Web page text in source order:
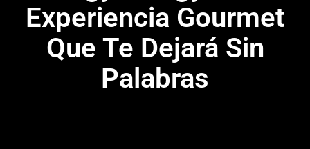
Experiencia Gourmet
Que Te Dejará Sin
Palabras